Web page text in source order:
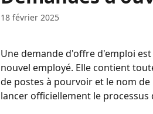
18 février 2025
Une demande d'offre d'emploi
nouvel employé. Elle contient
de postes à pourvoir et le nom
lancer officiellement le